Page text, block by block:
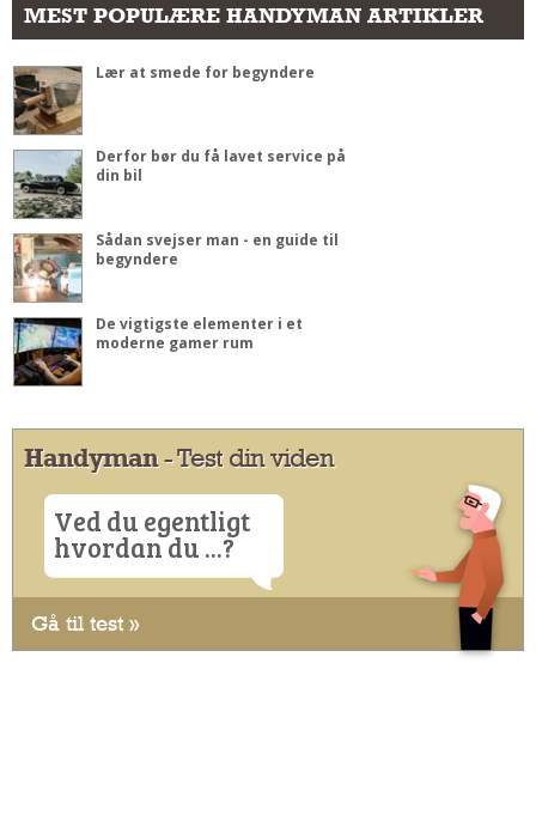
MEST POPULÆRE HANDYMAN ARTIKLER
Lær at smede for begyndere
Derfor bør du få lavet service på
din bil
Sådan svejser man - en guide til
begyndere
De vigtigste elementer i et
moderne gamer rum
Handyman- Test din viden
Ved du egentligt
hvordan du ...?
Gå til test »